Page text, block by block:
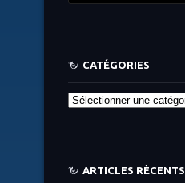
CATÉGORIES
Catégories
ARTICLES RÉCENTS